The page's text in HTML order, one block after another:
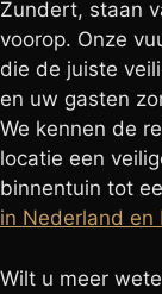
Zundert, staan
voorop. Onze
die de juiste
en uw gasten
We kennen de
locatie een
binnentuin tot
in Nederland en
Wilt u meer